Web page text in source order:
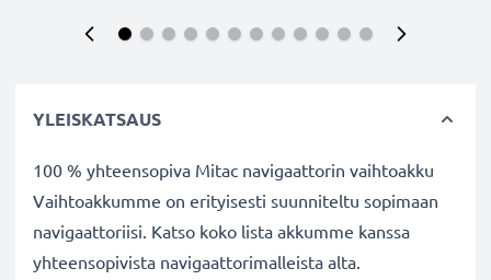
YLEISKATSAUS
100 % yhteensopiva Mitac navigaattorin vaihtoakku
Vaihtoakkumme on erityisesti suunniteltu sopimaan
navigaattoriisi. Katso koko lista akkumme kanssa
yhteensopivista navigaattorimalleista alta.